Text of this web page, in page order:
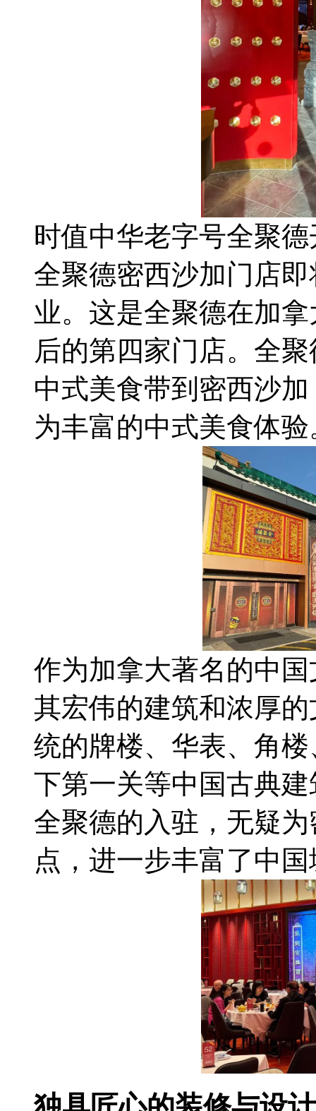
时值中华老字号全聚
全聚德密西沙加门店
业。这是全聚德在加
后的第四家门店。全
中式美食带到密西沙
为丰富的中式美食体验
作为加拿大著名的中
其宏伟的建筑和浓厚
统的牌楼、华表、角
下第一关等中国古典
全聚德的入驻，无疑
点，进一步丰富了中